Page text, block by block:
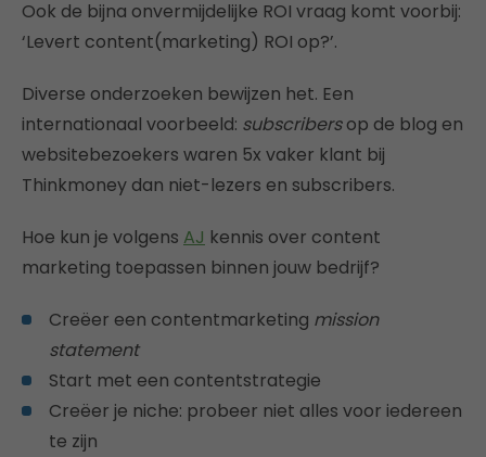
Ook de bijna onvermijdelijke ROI vraag komt voorbij:
‘Levert content(marketing) ROI op?’.
Diverse onderzoeken bewijzen het. Een
internationaal voorbeeld: subscribersop de blog en
websitebezoekers waren 5x vaker klant bij
Thinkmoney dan niet-lezers en subscribers.
Hoe kun je volgens AJ kennis over content
marketing toepassen binnen jouw bedrijf?
Creëer een contentmarketing mission
statement
Start met een contentstrategie
Creëer je niche: probeer niet alles voor iedereen
te zijn